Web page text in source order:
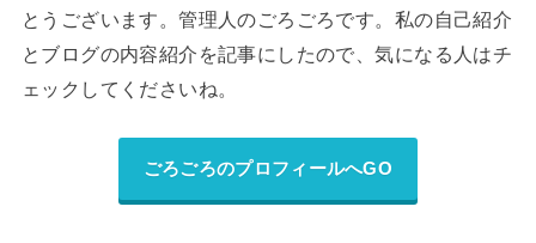
とうございます。管理人のごろごろです。私の自己紹介
とブログの内容紹介を記事にしたので、気になる人はチ
ェックしてくださいね。
ごろごろのプロフィールへGO